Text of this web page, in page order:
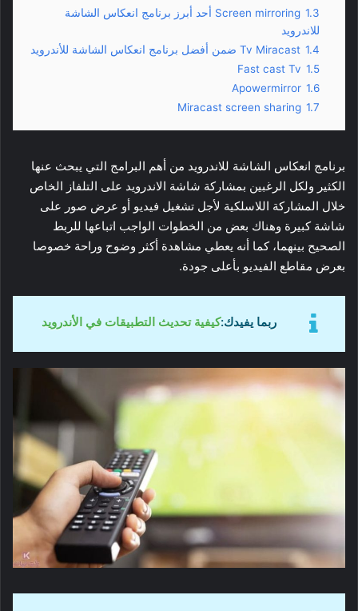
1.3
Screen mirroring أحد أبرز برنامج انعكاس الشاشة
للاندرويد
1.4 Tv Miracast ضمن أفضل برنامج انعكاس الشاشة للأندرويد
1.5
Fast cast Tv
1.6
Apowermirror
1.7
Miracast screen sharing
برنامج انعكاس الشاشة للاندرويد من أهم البرامج التي يبحث عنها
الكثير ولكل الرغبين بمشاركة شاشة الاندرويد على التلفاز الخاص
خلال المشاركة اللاسلكية لأجل تشغيل فيديو أو عرض صور على
شاشة كبيرة وهناك بعض من الخطوات الواجب اتباعها للربط
الصحيح بينهما، كما أنه يعطي مشاهدة أكثر وضوح وراحة خصوصا
بعرض مقاطع الفيديو بأعلى جودة.
ربما يفيدك:كيفية تحديث التطبيقات في الأندرويد